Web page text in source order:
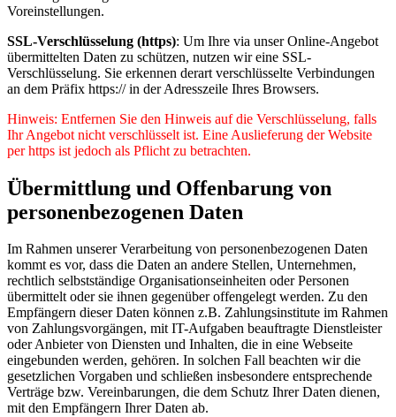
Voreinstellungen.
SSL-Verschlüsselung (https): Um Ihre via unser Online-Angebot
übermittelten Daten zu schützen, nutzen wir eine SSL-
Verschlüsselung. Sie erkennen derart verschlüsselte Verbindungen
an dem Präfix https:// in der Adresszeile Ihres Browsers.
Hinweis: Entfernen Sie den Hinweis auf die Verschlüsselung, falls
Ihr Angebot nicht verschlüsselt ist. Eine Auslieferung der Website
per https ist jedoch als Pflicht zu betrachten.
Übermittlung und Offenbarung von
personenbezogenen Daten
Im Rahmen unserer Verarbeitung von personenbezogenen Daten
kommt es vor, dass die Daten an andere Stellen, Unternehmen,
rechtlich selbstständige Organisationseinheiten oder Personen
übermittelt oder sie ihnen gegenüber offengelegt werden. Zu den
Empfängern dieser Daten können z.B. Zahlungsinstitute im Rahmen
von Zahlungsvorgängen, mit IT-Aufgaben beauftragte Dienstleister
oder Anbieter von Diensten und Inhalten, die in eine Webseite
eingebunden werden, gehören. In solchen Fall beachten wir die
gesetzlichen Vorgaben und schließen insbesondere entsprechende
Verträge bzw. Vereinbarungen, die dem Schutz Ihrer Daten dienen,
mit den Empfängern Ihrer Daten ab.